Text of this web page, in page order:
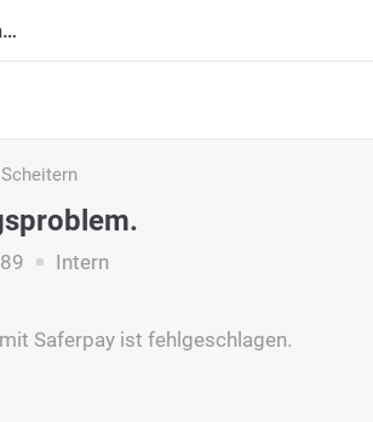
Dokumentation
Intern
Saferpay ist fehlgeschlagen.